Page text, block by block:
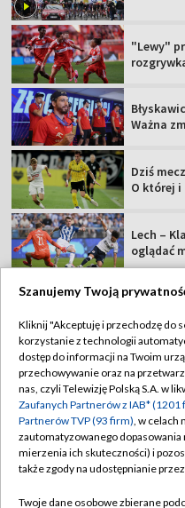
"Lewy"
Ważna
Dziś
O której i
Lech –
oglądać
Szanujemy Twoją
Kliknij "Akceptuję i przechodzę do
korzystanie z technologii
dostęp do informacji na Twoim
przechowywanie oraz na
nas, czyli Telewizję Polską S.A. w
Zaufanych Partnerów z IAB* (1201
Partnerów TVP (93 firm), w celach
zautomatyzowanego
mierzenia ich skuteczności) i
także zgody na udostępnianie
Twoje dane osobowe zbierane